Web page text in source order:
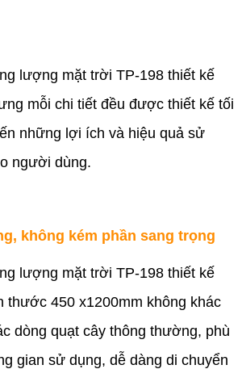
lượng mặt trời TP-198 thiết kế
mỗi chi tiết đều được thiết kế tối
những lợi ích và hiệu quả sử
người dùng.
không kém phần sang trọng
lượng mặt trời TP-198 thiết kế
thước 450 x1200mm không khác
dòng quạt cây thông thường, phù
gian sử dụng, dễ dàng di chuyển